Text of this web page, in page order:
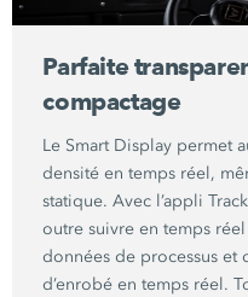
Parfaite
compactage
Le Smart Display permet
densité en temps réel,
statique. Avec l’appli
outre suivre en temps
données de processus et
d’enrobé en temps réel.